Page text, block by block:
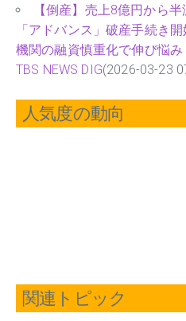
【倒産】売上8億円から
「アドバンス」破産手続き
機関の融資慎重化で伸び悩
TBS NEWS DIG(2026-03-23
人気度の動向
関連トピック